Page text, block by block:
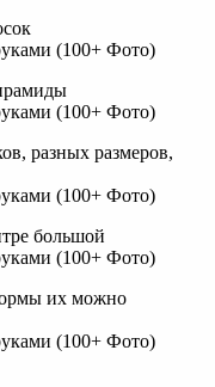
разных размеров,
большой
их можно